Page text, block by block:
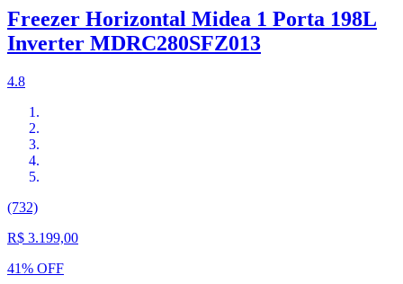
Freezer Horizontal Midea 1 Porta 198L
Inverter MDRC280SFZ013
4.8
(732)
R$ 3.199,00
41% OFF